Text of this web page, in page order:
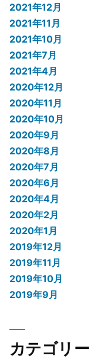
2021年12月
2021年11月
2021年10月
2021年7月
2021年4月
2020年12月
2020年11月
2020年10月
2020年9月
2020年8月
2020年7月
2020年6月
2020年4月
2020年2月
2020年1月
2019年12月
2019年11月
2019年10月
2019年9月
カテゴリー